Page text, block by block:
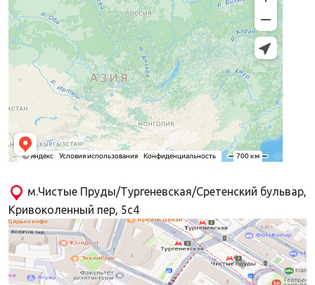
м.Чистые Пруды/Тургеневская/Сретенский бульвар,
Кривоколенный пер, 5с4